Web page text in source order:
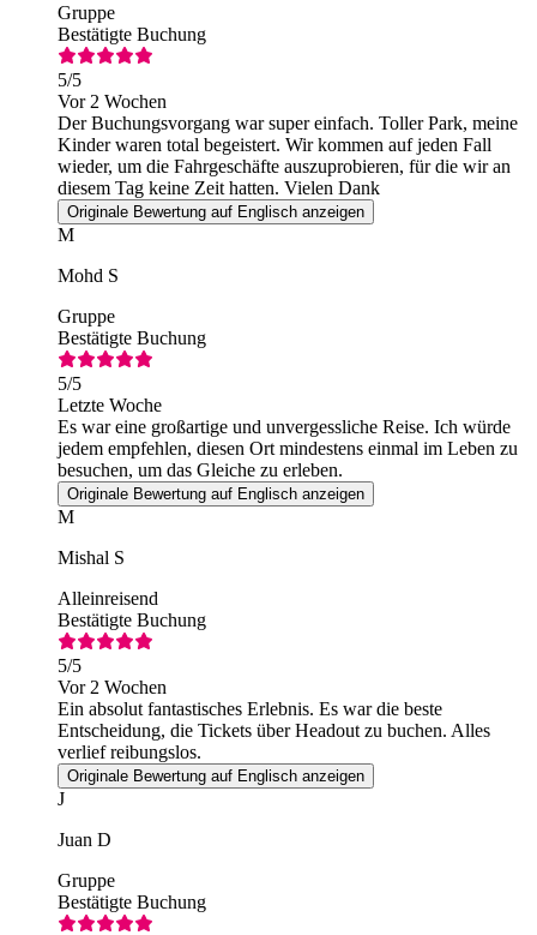
Gruppe
Bestätigte Buchung
5/5
Vor 2 Wochen
Der Buchungsvorgang war super einfach. Toller Park, meine
Kinder waren total begeistert. Wir kommen auf jeden Fall
wieder, um die Fahrgeschäfte auszuprobieren, für die wir an
diesem Tag keine Zeit hatten. Vielen Dank
Originale Bewertung auf Englisch anzeigen
M
Mohd S
Gruppe
Bestätigte Buchung
5/5
Letzte Woche
Es war eine großartige und unvergessliche Reise. Ich würde
jedem empfehlen, diesen Ort mindestens einmal im Leben zu
besuchen, um das Gleiche zu erleben.
Originale Bewertung auf Englisch anzeigen
M
Mishal S
Alleinreisend
Bestätigte Buchung
5/5
Vor 2 Wochen
Ein absolut fantastisches Erlebnis. Es war die beste
Entscheidung, die Tickets über Headout zu buchen. Alles
verlief reibungslos.
Originale Bewertung auf Englisch anzeigen
J
Juan D
Gruppe
Bestätigte Buchung